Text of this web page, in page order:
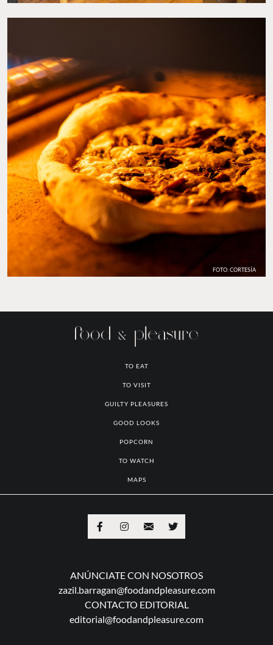
FOTO: CORTESÍA
TO EAT
TO VISIT
GUILTY PLEASURES
GOOD LOOKS
POPCORN
TO WATCH
MAPS
ANÚNCIATE CON NOSOTROS
zazil.barragan@foodandpleasure.com
CONTACTO EDITORIAL
editorial@foodandpleasure.com